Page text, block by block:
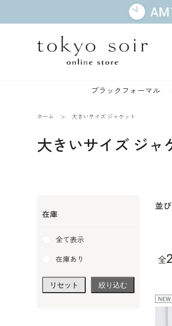
ブラックフォーマル
ホーム 大きいサイズ ジャケット
大きいサイズ ジャ
並
全
在庫
全て表示
在庫あり
リセット 絞り込む